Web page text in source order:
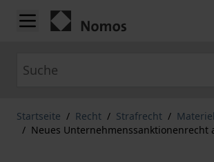
Zum Inhalt springen
Startseite / Recht / Strafrecht /
/ Neues Unternehmenssanktionenrecht